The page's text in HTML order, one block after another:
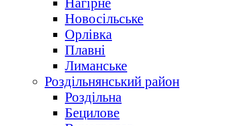
Нагірне
Новосільське
Орлівка
Плавні
Лиманське
Роздільнянський район
Роздільна
Бецилове